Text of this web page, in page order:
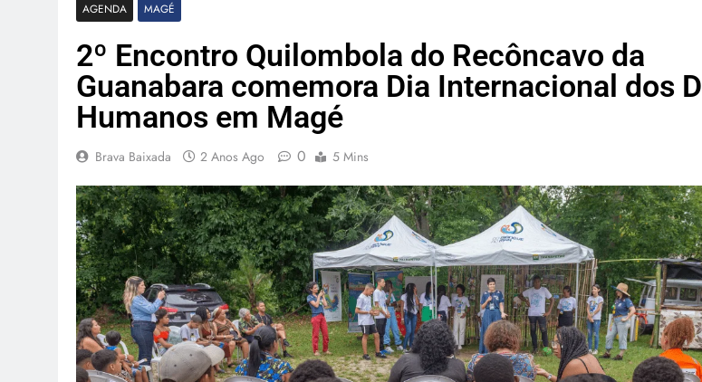
AGENDA MAGÉ
2º Encontro Quilombola do Recôncavo da
Guanabara comemora Dia Internacional dos
Humanos em Magé
Brava Baixada 2 Anos Ago 0 5 Mins